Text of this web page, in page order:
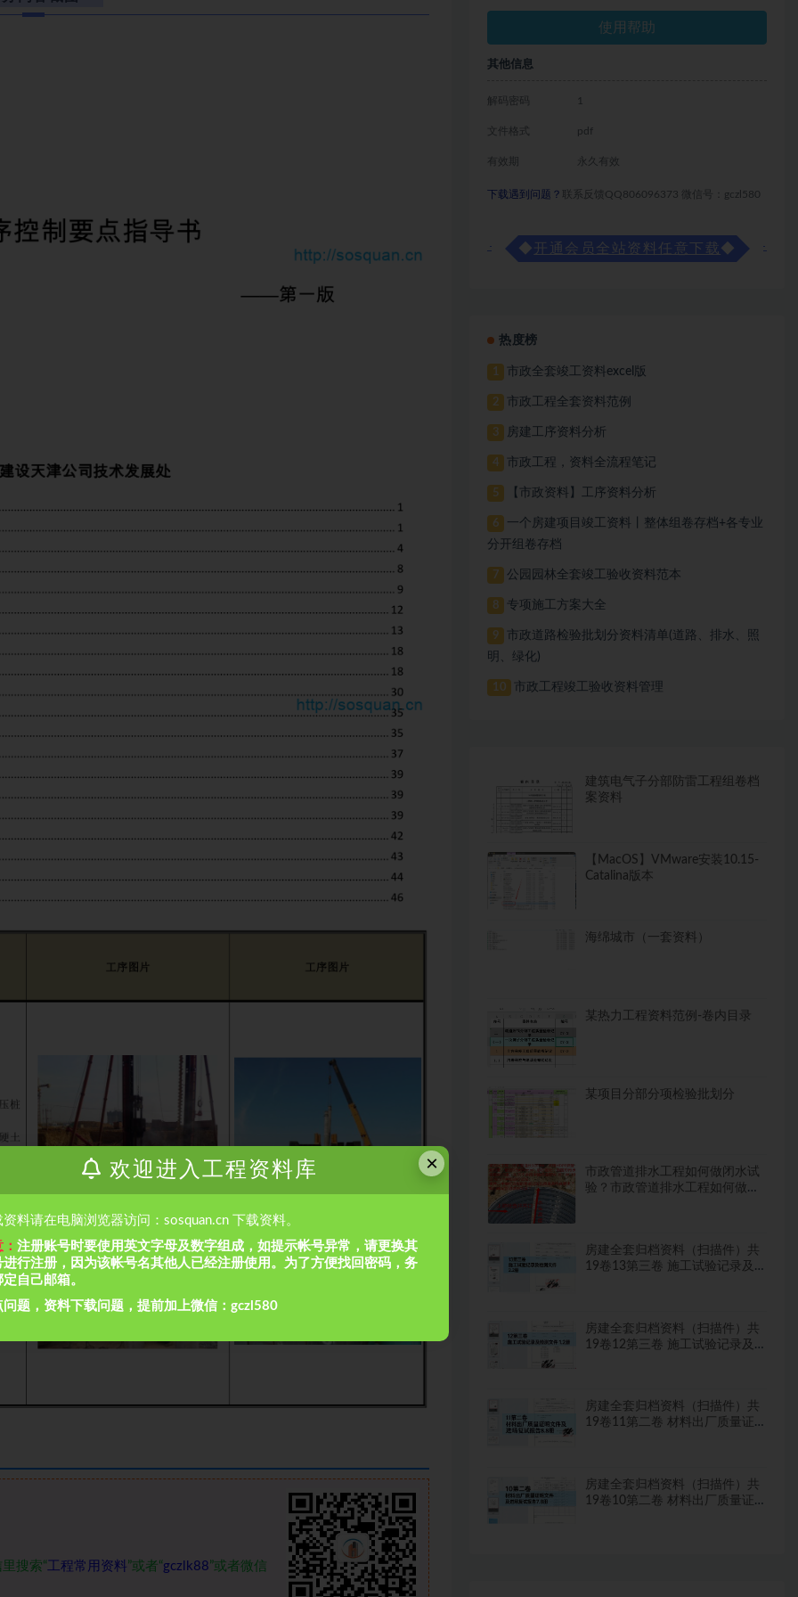
搜索“工程常用资料”或者“gczlk88”或者微信
使用帮助
其他信息
解码密码 1
文件格式 pdf
有效期 永久有效
下载遇到问题？ 联系反馈QQ806096373 微信号：gczl580
◆ 开通会员全站资料任意下载◆
热度榜
1 市政全套竣工资料excel版
2 市政工程全套资料范例
3 房建工序资料分析
4 市政工程，资料全流程笔记
5 【市政资料】工序资料分析
6
一个房建项目竣工资料丨整体组卷存档+各专业
分开组卷存档
7 公园园林全套竣工验收资料范本
8 专项施工方案大全
9
市政道路检验批划分资料清单(道路、排水、照
明、绿化)
10 市政工程竣工验收资料管理
建筑电气子分部防雷工程组卷档
案资料
【MacOS】VMware安装10.15-
Catalina版本
海绵城市（一套资料）
某热力工程资料范例-卷内目录
某项目分部分项检验批划分
市政管道排水工程如何做闭水试
验？市政管道排水工程如何做闭
房建全套归档资料（扫描件）共
19卷13第三卷 施工试验记录及
房建全套归档资料（扫描件）共
19卷12第三卷 施工试验记录及
房建全套归档资料（扫描件）共
19卷11第二卷 材料出厂质量证
房建全套归档资料（扫描件）共
19卷10第二卷 材料出厂质量证
×
欢迎进入工程资料库
资料请在电脑浏览器访问：sosquan.cn 下载资料。
注册账号时要使用英文字母及数字组成，如提示帐号异常，请更换其
进行注册，因为该帐号名其他人已经注册使用。为了方便找回密码，务
自己邮箱。
问题，资料下载问题，提前加上微信：gczl580